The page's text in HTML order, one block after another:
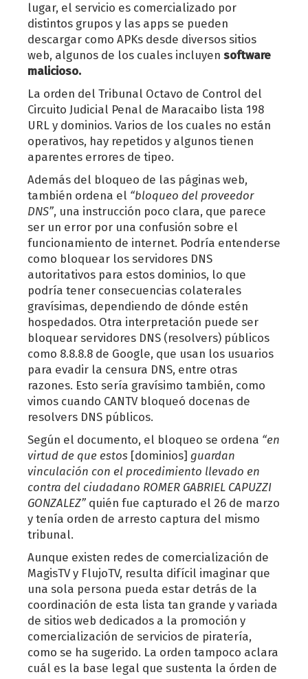
lugar, el servicio es comercializado por
distintos grupos y las apps se pueden
descargar como APKs desde diversos sitios
web, algunos de los cuales incluyen software
malicioso.
La orden del Tribunal Octavo de Control del
Circuito Judicial Penal de Maracaibo lista 198
URL y dominios. Varios de los cuales no están
operativos, hay repetidos y algunos tienen
aparentes errores de tipeo.
Además del bloqueo de las páginas web,
también ordena el “bloqueo del proveedor
DNS”, una instrucción poco clara, que parece
ser un error por una confusión sobre el
funcionamiento de internet. Podría entenderse
como bloquear los servidores DNS
autoritativos para estos dominios, lo que
podría tener consecuencias colaterales
gravísimas, dependiendo de dónde estén
hospedados. Otra interpretación puede ser
bloquear servidores DNS (resolvers) públicos
como 8.8.8.8 de Google, que usan los usuarios
para evadir la censura DNS, entre otras
razones. Esto sería gravísimo también, como
vimos cuando CANTV bloqueó docenas de
resolvers DNS públicos.
Según el documento, el bloqueo se ordena “en
virtud de que estos [dominios] guardan
vinculación con el procedimiento llevado en
contra del ciudadano ROMER GABRIEL CAPUZZI
GONZALEZ” quién fue capturado el 26 de marzo
y tenía orden de arresto captura del mismo
tribunal.
Aunque existen redes de comercialización de
MagisTV y FlujoTV, resulta difícil imaginar que
una sola persona pueda estar detrás de la
coordinación de esta lista tan grande y variada
de sitios web dedicados a la promoción y
comercialización de servicios de piratería,
como se ha sugerido. La orden tampoco aclara
cuál es la base legal que sustenta la órden de